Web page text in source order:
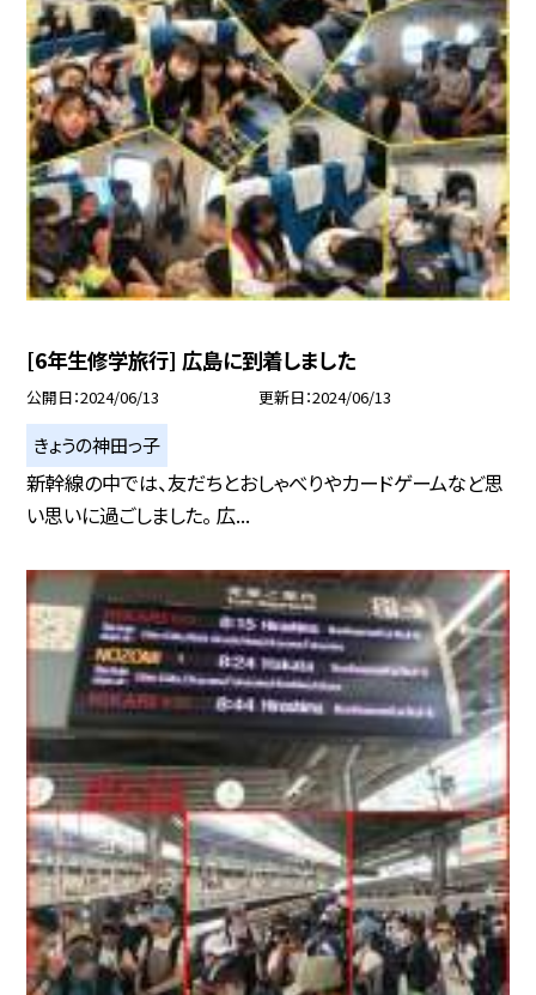
[6年生修学旅行] 広島に到着しました
公開日 2024/06/13 更新日 2024/06/13
きょうの神田っ子
新幹線の中では、友だちとおしゃべりやカードゲームなど思
い思いに過ごしました。 広...